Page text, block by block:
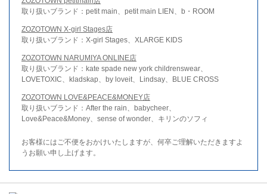
取り扱いブランド：petit main、petit main LIEN、b・ROOM
ZOZOTOWN X-girl Stages店
取り扱いブランド：X-girl Stages、XLARGE KIDS
ZOZOTOWN NARUMIYA ONLINE店
取り扱いブランド：kate spade new york childrenswear、
LOVETOXIC、kladskap、by loveit、Lindsay、BLUE CROSS
ZOZOTOWN LOVE&PEACE&MONEY店
取り扱いブランド：After the rain、babycheer、
Love&Peace&Money、sense of wonder、キリンのソフィ
お客様にはご不便をおかけいたしますが、何卒ご理解いただきますよ
うお願い申し上げます。